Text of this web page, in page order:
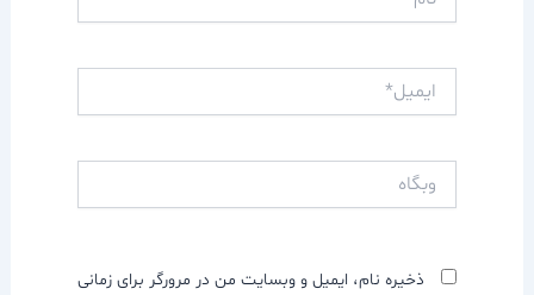
ذخیره نام، ایمیل و وبسایت من در مرورگر برای زمانی